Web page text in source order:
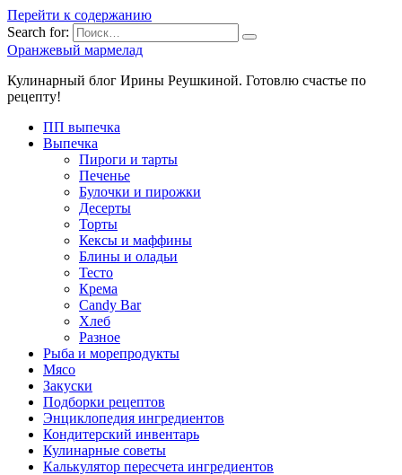
Перейти к содержанию
Search for:
Оранжевый мармелад
Кулинарный блог Ирины Реушкиной. Готовлю счастье по
рецепту!
ПП выпечка
Выпечка
Пироги и тарты
Печенье
Булочки и пирожки
Десерты
Торты
Кексы и маффины
Блины и оладьи
Тесто
Крема
Candy Bar
Хлеб
Разное
Рыба и морепродукты
Мясо
Закуски
Подборки рецептов
Энциклопедия ингредиентов
Кондитерский инвентарь
Кулинарные советы
Калькулятор пересчета ингредиентов